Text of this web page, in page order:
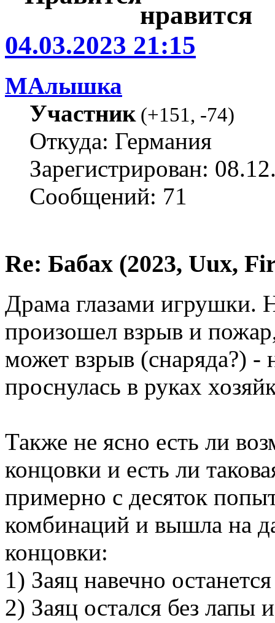
04.03.2023 21:15
МАлышка
Участник(+151, -74)
Откуда: Германия
Зарегистрирован:
Сообщений: 71
Re: Бабах (2023, Uux,
Драма глазами игрушки.
произошел взрыв и
может взрыв (снаряда?) -
проснулась в руках
Также не ясно есть ли
концовки и есть ли
примерно с десяток
комбинаций и вышла на
концовки:
1) Заяц навечно
2) Заяц остался без лапы